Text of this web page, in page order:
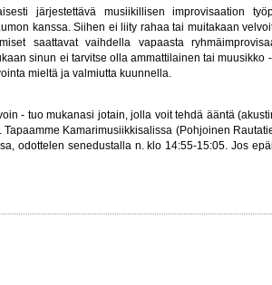
järjestettävä musiikillisen improvisaation
kanssa. Siihen ei liity rahaa tai muitakaan
saattavat vaihdella vapaasta
sinun ei tarvitse olla ammattilainen tai muusikko
mieltä ja valmiutta kuunnella.
- tuo mukanasi jotain, jolla voit tehdä ääntä
Tapaamme Kamarimusiikkisalissa (Pohjoinen
odottelen senedustalla n. klo 14:55-15:05. Jos